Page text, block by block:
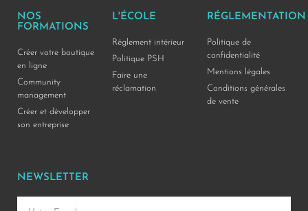
NOS
FORMATIONS
Créer votre boutique
en ligne
Community
management
Créer et développer
son entreprise
L'ÉCOLE
Réglement intérieur
Politique PSH
Faire une
réclamation
RÉGLEMENTATION
Politique de
confidentialité
Mentions légales
Conditions générales
de vente
NEWSLETTER